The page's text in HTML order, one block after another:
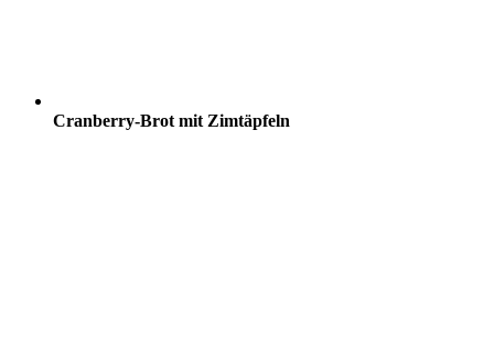
Cranberry-Brot mit Zimtäpfeln